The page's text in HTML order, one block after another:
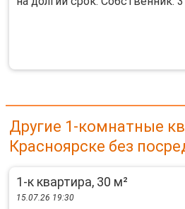
Другие 1-комнатные
Красноярске без
1-к квартира, 30 м²
15.07.26 19:30